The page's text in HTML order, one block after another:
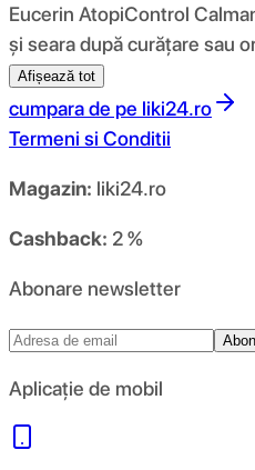
Eucerin AtopiControl
și seara după curățare sau
Afișează tot
cumpara de pe liki24.ro
Termeni si Conditii
Magazin: liki24.ro
Cashback: 2 %
Abonare newsletter
Aplicație de mobil